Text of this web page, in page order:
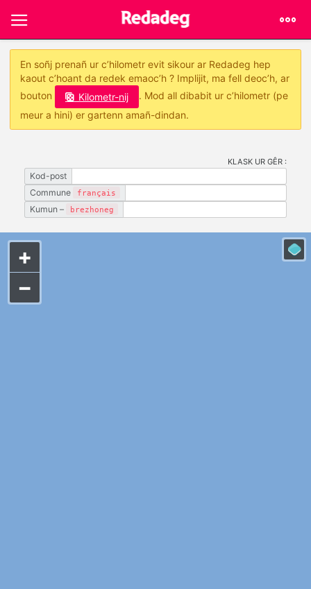
En soñj prenañ ur c’hilometr evit sikour ar Redadeg hep
kaout c’hoant da redek emaoc’h ? Implijit, ma fell deoc’h, ar
bouton
Kilometr-nij
. Mod all dibabit ur c’hilometr (pe
meur a hini) er gartenn amañ-dindan.
KLASK UR GÊR :
Kod-post
Commune
français
Kumun – brezhoneg
+
−